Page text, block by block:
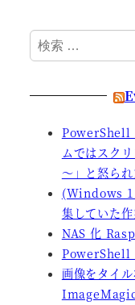
検
索
PowerShell
ムではスク
～」と怒ら
(Windows
集していた
NAS 化
PowerShell
画像をタイ